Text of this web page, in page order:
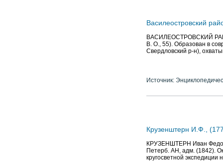
Василеостровский
ВАСИЛЕОСТРОВСКИЙ
В. О., 55). Образован в
Свердловский р-н),
Источник:
Крузенштерн И.Ф.,
КРУЗЕНШТЕРН Иван
Петерб. АН, адм. (1842).
кругосветной